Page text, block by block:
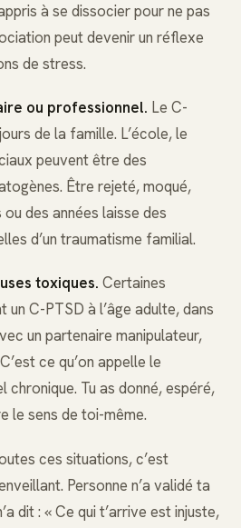
à se dissocier pour ne pas
peut devenir un réflexe
de stress.
ou professionnel. Le C-
de la famille. L’école, le
peuvent être des
Être rejeté, moqué,
des années laisse des
d’un traumatisme familial.
toxiques. Certaines
C-PTSD à l’âge adulte, dans
un partenaire manipulateur,
ce qu’on appelle le
chronique. Tu as donné, espéré,
le sens de toi-même.
ces situations, c’est
Personne n’a validé ta
dit : « Ce qui t’arrive est injuste,